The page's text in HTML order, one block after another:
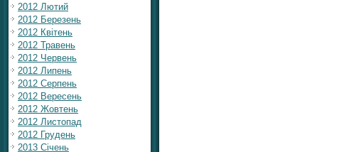
2012 Лютий
2012 Березень
2012 Квітень
2012 Травень
2012 Червень
2012 Липень
2012 Серпень
2012 Вересень
2012 Жовтень
2012 Листопад
2012 Грудень
2013 Січень